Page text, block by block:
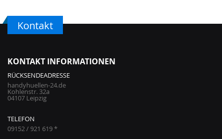
Kontakt
KONTAKT INFORMATIONEN
RÜCKSENDEADRESSE
handyhuellen-24.de
Kohlenstr. 32a
04107 Leipzig
TELEFON
09152 / 921 619 *